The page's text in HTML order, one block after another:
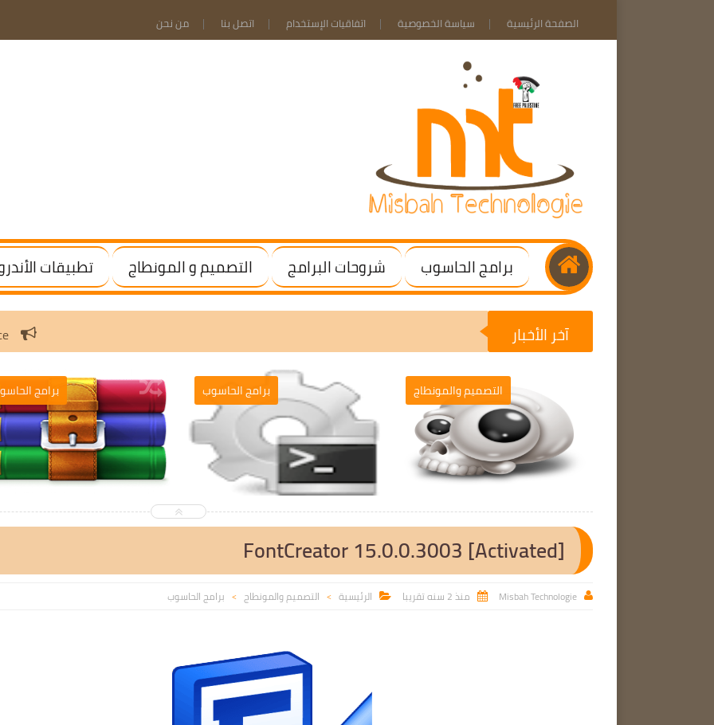
الصفحة الرئيسية سياسة الخصوصية اتفاقيات الإستخدام اتصل بنا من نحن
برامج الحاسوب شروحات البرامج التصميم و المونطاج تطبيقات
آخر الأخبار / Office
برامج الحاسوب التصميم والمونطاج التصميم والمونطاج
FontCreator 15.0.0.3003 [Activated]

Misbah Technologie
 منذ 2 سنه تقريبا  الرئيسية > التصميم والمونطاج > برامج الحاسوب